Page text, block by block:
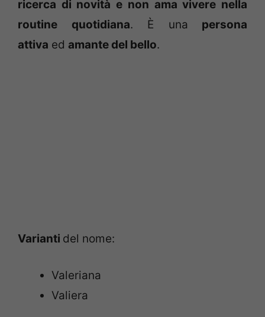
ricerca di novità e non ama vivere nella
routine quotidiana. È una persona
attiva ed amante del bello.
Varianti del nome:
Valeriana
Valiera